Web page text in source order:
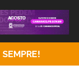
SEMPRE!